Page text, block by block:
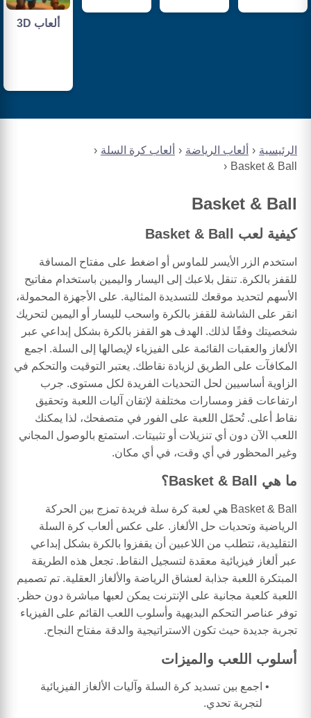
الرئيسية ألعاب الرياضة
ألعاب كرة السلة
Basket & Ball
Basket & Ball
كيفية لعب Basket & Ball
استخدم الزر الأيسر للماوس أو اضغط على مفتاح المسافة
للقفز بالكرة. تنقل بلاعبك إلى اليسار واليمين باستخدام مفاتيح
الأسهم لتحديد موقعك للتسديدة المثالية. على الأجهزة المحمولة،
انقر على الشاشة للقفز بالكرة واسحب لليسار أو اليمين لتحريك
شخصيتك وفقًا لذلك. الهدف هو القفز بالكرة بشكل إبداعي عبر
الألغاز والعقبات القائمة على الفيزياء لإيصالها إلى السلة. اجمع
المكافآت على الطريق لزيادة نقاطك. يعتبر التوقيت والتحكم في
الزاوية أساسيين لحل التحديات الفريدة لكل مستوى. جرب
ارتفاعات قفز ومسارات مختلفة لإتقان آليات اللعبة وتحقيق
نقاط أعلى. تُحمّل اللعبة على الفور في متصفحك، لذا يمكنك
اللعب الآن دون أي تنزيلات أو تثبيتات. استمتع بالوصول المجاني
وغير المحظور في أي وقت، في أي مكان.
ما هي Basket & Ball؟
Basket & Ball هي لعبة كرة سلة فريدة تمزج بين الحركة
الرياضية وتحديات حل الألغاز. على عكس ألعاب كرة السلة
التقليدية، تتطلب من اللاعبين أن يقفزوا بالكرة بشكل إبداعي
عبر ألغاز فيزيائية معقدة لتسجيل النقاط. تجعل هذه الطريقة
المبتكرة اللعبة جذابة لعشاق الرياضة والألغاز العقلية. تم تصميم
اللعبة كلعبة مجانية على الإنترنت يمكن لعبها مباشرة دون حظر.
توفر عناصر التحكم البديهية وأسلوب اللعب القائم على الفيزياء
تجربة جديدة حيث تكون الاستراتيجية والدقة مفتاح النجاح.
أسلوب اللعب والميزات
اجمع بين تسديد كرة السلة وآليات الألغاز الفيزيائية
لتجربة تحدي.
ألعاب 3D